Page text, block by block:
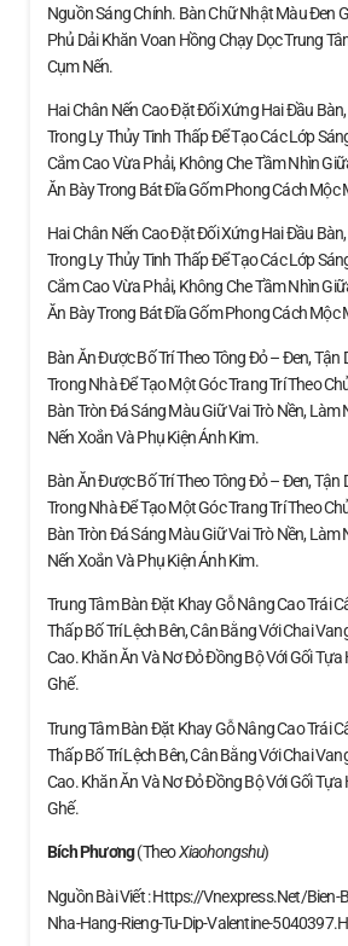
Nguồn Sáng Chính. Bàn Chữ Nhật Màu Đen
Phủ Dải Khăn Voan Hồng Chạy Dọc Trung
Cụm Nến.
Hai Chân Nến Cao Đặt Đối Xứng Hai Đầu
Trong Ly Thủy Tinh Thấp Để Tạo Các Lớp
Cắm Cao Vừa Phải, Không Che Tầm Nhìn
Ăn Bày Trong Bát Đĩa Gốm Phong Cách Mộc
Hai Chân Nến Cao Đặt Đối Xứng Hai Đầu
Trong Ly Thủy Tinh Thấp Để Tạo Các Lớp
Cắm Cao Vừa Phải, Không Che Tầm Nhìn
Ăn Bày Trong Bát Đĩa Gốm Phong Cách Mộc
Bàn Ăn Được Bố Trí Theo Tông Đỏ – Đen, Tận
Trong Nhà Để Tạo Một Góc Trang Trí Theo
Bàn Tròn Đá Sáng Màu Giữ Vai Trò Nền, Làm
Nến Xoắn Và Phụ Kiện Ánh Kim.
Bàn Ăn Được Bố Trí Theo Tông Đỏ – Đen, Tận
Trong Nhà Để Tạo Một Góc Trang Trí Theo
Bàn Tròn Đá Sáng Màu Giữ Vai Trò Nền, Làm
Nến Xoắn Và Phụ Kiện Ánh Kim.
Trung Tâm Bàn Đặt Khay Gỗ Nâng Cao Trái
Thấp Bố Trí Lệch Bên, Cân Bằng Với Chai
Cao. Khăn Ăn Và Nơ Đỏ Đồng Bộ Với Gối Tựa
Ghế.
Trung Tâm Bàn Đặt Khay Gỗ Nâng Cao Trái
Thấp Bố Trí Lệch Bên, Cân Bằng Với Chai
Cao. Khăn Ăn Và Nơ Đỏ Đồng Bộ Với Gối Tựa
Ghế.
Bích Phương(theoXiaohongshu)
Nguồn Bài Viết : Https://vnexpress.net/bien-
Nha-Hang-Rieng-Tu-Dip-Valentine-